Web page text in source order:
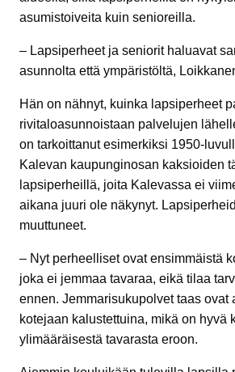
asumistoiveita kuin senioreilla.
– Lapsiperheet ja seniorit haluavat
asunnolta että ympäristöltä,
Hän on nähnyt, kuinka lapsiperheet
rivitaloasunnoistaan palvelujen
on tarkoittanut esimerkiksi 1950-
Kalevan kaupunginosan kaksioiden
lapsiperheillä, joita Kalevassa ei
aikana juuri ole näkynyt.
muuttuneet.
– Nyt perheelliset ovat ensimmäistä
joka ei jemmaa tavaraa, eikä tilaa
ennen. Jemmarisukupolvet taas ovat
kotejaan kalustettuina, mikä on hyvä
ylimääräisestä tavarasta eroon.